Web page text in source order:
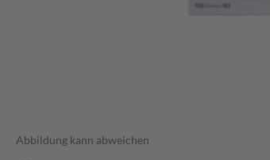
Abbildung kann abweichen